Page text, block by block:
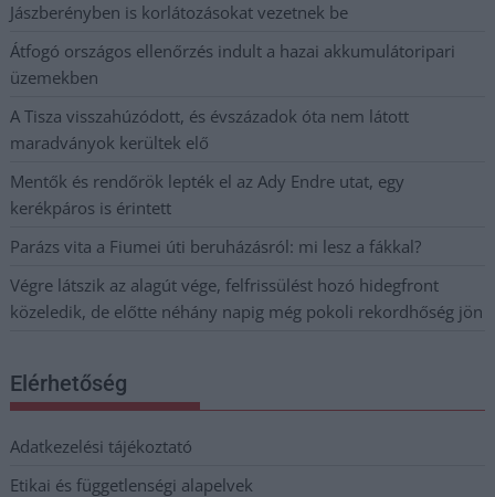
Jászberényben is korlátozásokat vezetnek be
Átfogó országos ellenőrzés indult a hazai akkumulátoripari
üzemekben
A Tisza visszahúzódott, és évszázadok óta nem látott
maradványok kerültek elő
Mentők és rendőrök lepték el az Ady Endre utat, egy
kerékpáros is érintett
Parázs vita a Fiumei úti beruházásról: mi lesz a fákkal?
Végre látszik az alagút vége, felfrissülést hozó hidegfront
közeledik, de előtte néhány napig még pokoli rekordhőség jön
Elérhetőség
Adatkezelési tájékoztató
Etikai és függetlenségi alapelvek